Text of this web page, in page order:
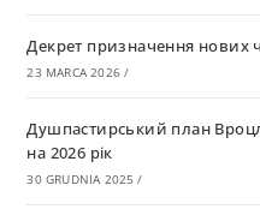
Декрет призначення нових
23 MARCA 2026 /
Душпастирський план
на 2026 рік
30 GRUDNIA 2025 /